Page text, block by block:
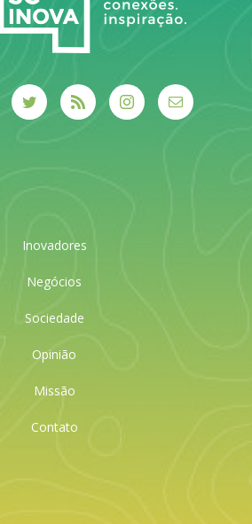
Inovadores
Negócios
Sociedade
Opinião
Missão
Contato